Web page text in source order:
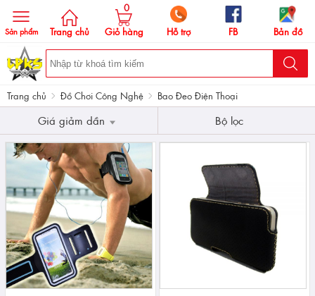
Sản phẩm Trang chủ Giỏ hàng
0
Hỗ trợ
FB Bản đồ
Trang chủ Đồ Chơi Công Nghệ Bao Đeo Điện Thoại
Giá giảm dần Bộ lọc